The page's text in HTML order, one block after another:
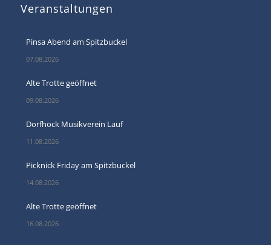
Veranstaltungen
Pinsa Abend am Spitzbuckel
07.08.2026
Alte Trotte geöffnet
09.08.2026
Dorfhock Musikverein Lauf
11.08.2026
Picknick Friday am Spitzbuckel
14.08.2026
Alte Trotte geöffnet
16.08.2026